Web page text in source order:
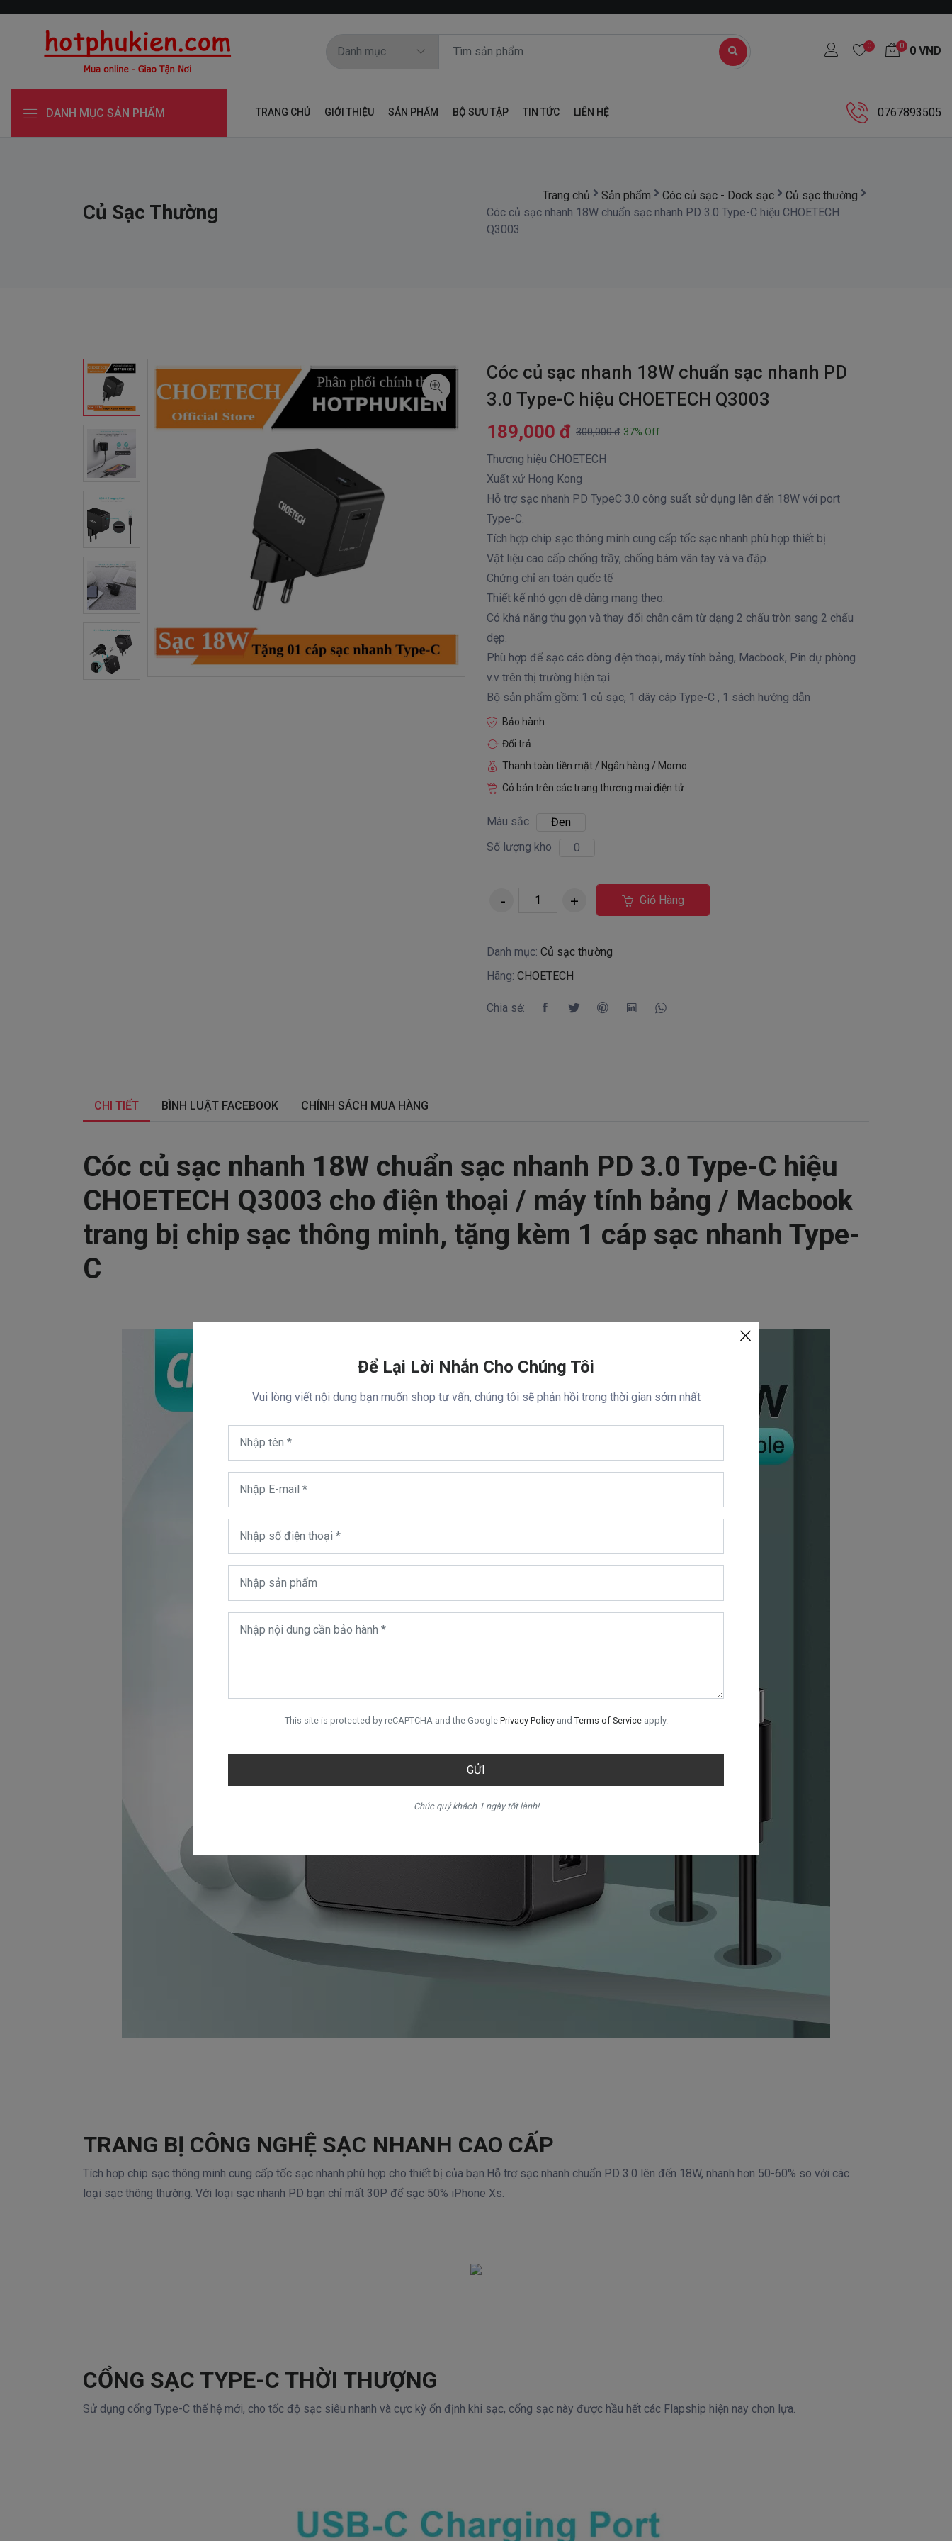
Để Lại Lời Nhắn Cho Chúng Tôi
Vui lòng viết nội dung bạn muốn shop tư vấn, chúng tôi sẽ phản hồi trong thời gian sớm nhất
This site is protected by reCAPTCHA and the Google Privacy Policyand Terms of Serviceapply.
GỬI
Chúc quý khách 1 ngày tốt lành!
0 0 0 VND
DANH MỤC SẢN PHẨM TRANG CHỦ GIỚI THIỆU SẢN PHẨM BỘ SƯU TẬP TIN TỨC LIÊN HỆ 0767893505
Củ Sạc Thường
Trang chủ Sản phẩm Cóc củ sạc - Dock sạc
Củ sạc thường
Cóc củ sạc nhanh 18W chuẩn sạc nhanh PD 3.0 Type-C hiệu CHOETECH
Q3003
Cóc củ sạc nhanh 18W chuẩn sạc nhanh PD
3.0 Type-C hiệu CHOETECH Q3003
189,000 đ 300,000 đ 37% Off
Thương hiệu CHOETECH
Xuất xứ Hong Kong
Hỗ trợ sạc nhanh PD TypeC 3.0 công suất sử dụng lên đến 18W với port
Type-C.
Tích hợp chip sạc thông minh cung cấp tốc sạc nhanh phù hợp thiết bị.
Vật liệu cao cấp chống trầy, chống bám vân tay và va đập.
Chứng chỉ an toàn quốc tế
Thiết kế nhỏ gọn dễ dàng mang theo.
Có khả năng thu gọn và thay đổi chân cắm từ dạng 2 chấu tròn sang 2 chấu
dẹp.
Phù hợp để sạc các dòng đện thoại, máy tính bảng, Macbook, Pin dự phòng
v.v trên thị trường hiện tại.
Bộ sản phẩm gồm: 1 củ sạc, 1 dây cáp Type-C , 1 sách hướng dẫn
Bảo hành
Đổi trả
Thanh toàn tiền mặt / Ngân hàng / Momo
Có bán trên các trang thương mai điện tử
Màu sắc
Đen
Số lượng kho
0
Giỏ Hàng
Danh mục: Củ sạc thường
Hãng: CHOETECH
Chia sẻ:
CHI TIẾT BÌNH LUẬT FACEBOOK CHÍNH SÁCH MUA HÀNG
Cóc củ sạc nhanh 18W chuẩn sạc nhanh PD 3.0 Type-C hiệu
CHOETECH Q3003 cho điện thoại / máy tính bảng / Macbook
trang bị chip sạc thông minh, tặng kèm 1 cáp sạc nhanh Type-
C
TRANG BỊ CÔNG NGHỆ SẠC NHANH CAO CẤP
Tích hợp chip sạc thông minh cung cấp tốc sạc nhanh phù hợp cho thiết bị của bạn.Hỗ trợ sạc nhanh chuẩn PD 3.0 lên đến 18W, nhanh hơn 50-60% so với các
loại sạc thông thường. Với loại sạc nhanh PD bạn chỉ mất 30P để sạc 50% iPhone Xs.
CỔNG SẠC TYPE-C THỜI THƯỢNG
Sử dụng cổng Type-C thế hệ mới, cho tốc độ sạc siêu nhanh và cực kỳ ổn định khi sạc, cổng sạc này được hầu hết các Flapship hiện nay chọn lựa.